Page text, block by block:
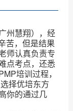
州慧翔），经
苦，但是结果
师认真负责专
点考点，还悉
培训过程，
择优培东方
你的通过几